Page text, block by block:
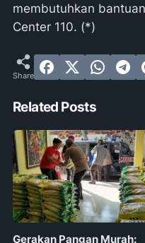
membutuhkan
Center 110. (*)
Related Posts
Gerakan Pangan Murah: